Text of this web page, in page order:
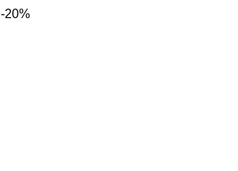
-20%